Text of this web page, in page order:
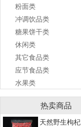
粉面类
冲调饮品类
糖果饼干类
休闲类
其它食品类
应节食品类
水果类
热卖商品
天然野生枸杞